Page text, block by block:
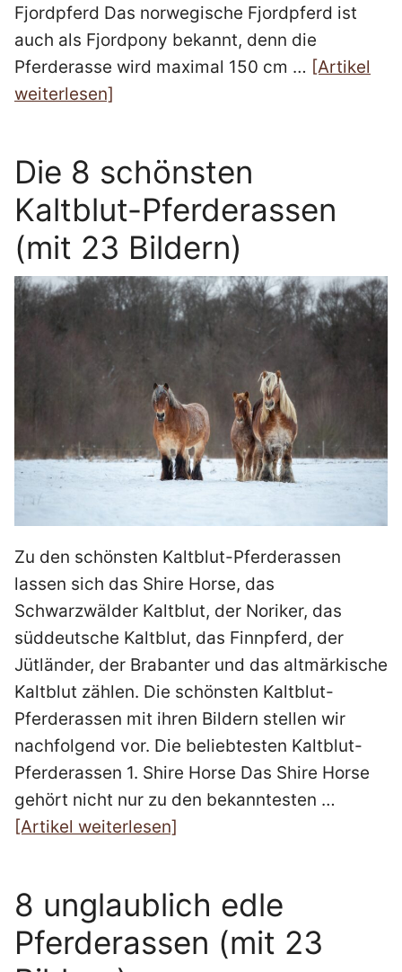
Fjordpferd Das norwegische Fjordpferd ist
auch als Fjordpony bekannt, denn die
Pferderasse wird maximal 150 cm … [Artikel
weiterlesen]
Die 8 schönsten
Kaltblut-Pferderassen
(mit 23 Bildern)
Zu den schönsten Kaltblut-Pferderassen
lassen sich das Shire Horse, das
Schwarzwälder Kaltblut, der Noriker, das
süddeutsche Kaltblut, das Finnpferd, der
Jütländer, der Brabanter und das altmärkische
Kaltblut zählen. Die schönsten Kaltblut-
Pferderassen mit ihren Bildern stellen wir
nachfolgend vor. Die beliebtesten Kaltblut-
Pferderassen 1. Shire Horse Das Shire Horse
gehört nicht nur zu den bekanntesten …
[Artikel weiterlesen]
8 unglaublich edle
Pferderassen (mit 23